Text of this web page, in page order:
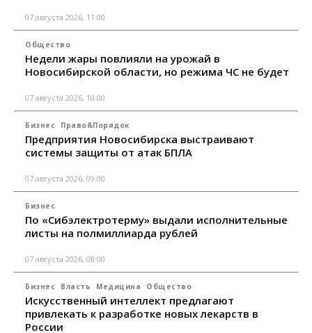
07 августа 2026, 11:00
Общество
Недели жары повлияли на урожай в
Новосибирской области, но режима ЧС не будет
07 августа 2026, 10:00
Бизнес Право&Порядок
Предприятия Новосибирска выстраивают
системы защиты от атак БПЛА
07 августа 2026, 09:00
Бизнес
По «Сибэлектротерму» выдали исполнительные
листы на полмиллиарда рублей
07 августа 2026, 08:00
Бизнес Власть Медицина Общество
Искусственный интеллект предлагают
привлекать к разработке новых лекарств в
России